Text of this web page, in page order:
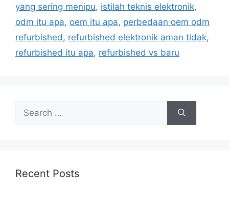
e
s
yang sering menipu, istilah teknis elektronik,
odm itu apa, oem itu apa, perbedaan oem odm
refurbished, refurbished elektronik aman tidak,
refurbished itu apa, refurbished vs baru
h
Recent Posts